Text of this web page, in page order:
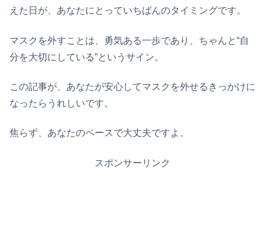
えた日が、あなたにとっていちばんのタイミングです。
マスクを外すことは、勇気ある一歩であり、ちゃんと“自
分を大切にしている”というサイン。
この記事が、あなたが安心してマスクを外せるきっかけに
なったらうれしいです。
焦らず、あなたのペースで大丈夫ですよ。
スポンサーリンク